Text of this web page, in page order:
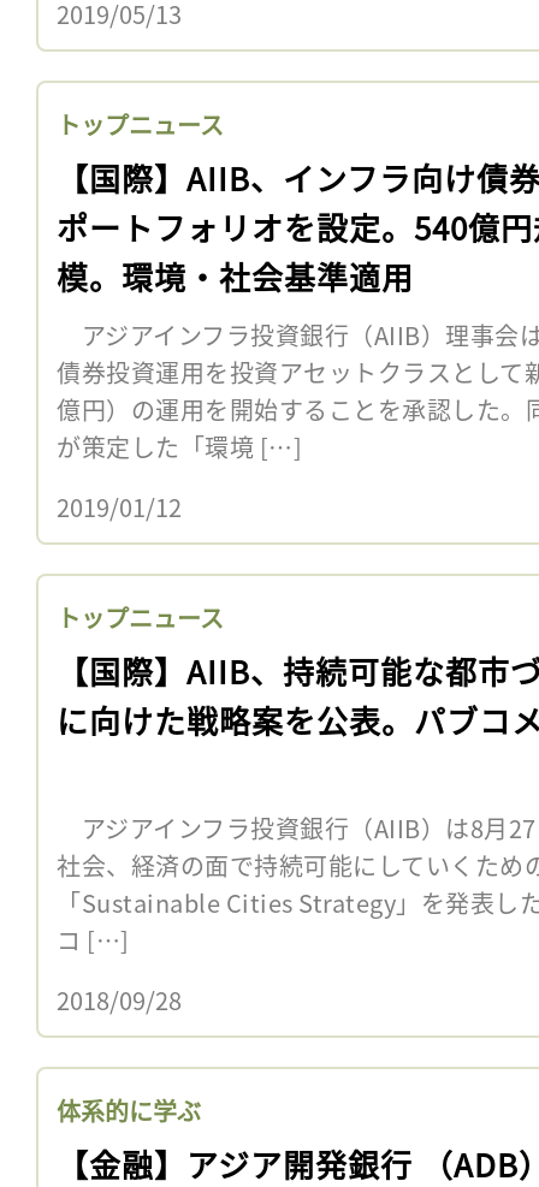
2019/05/13
トップニュース
【国際】AIIB、インフラ向け債
ポートフォリオを設定。540億
模。環境・社会基準適用
アジアインフラ投資銀行（AIIB）理事会
債券投資運用を投資アセットクラスとして
億円）の運用を開始することを承認した
が策定した「環境 […]
2019/01/12
トップニュース
【国際】AIIB、持続可能な都市
に向けた戦略案を公表。パブコ
アジアインフラ投資銀行（AIIB）は8月
社会、経済の面で持続可能にしていくため
「Sustainable Cities Strategy」を発表し
コ […]
2018/09/28
体系的に学ぶ
【金融】アジア開発銀行 （ADB